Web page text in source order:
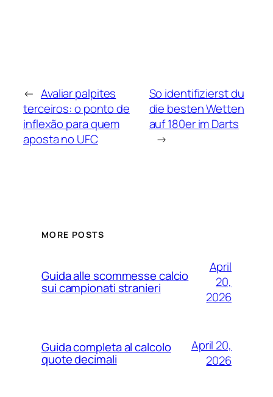
← Avaliar palpites
terceiros: o ponto de
inflexão para quem
aposta no UFC
So identifizierst du
die besten Wetten
auf 180er im Darts
→
MORE POSTS
Guida alle scommesse calcio
sui campionati stranieri
April
20,
2026
Guida completa al calcolo
quote decimali
April 20,
2026